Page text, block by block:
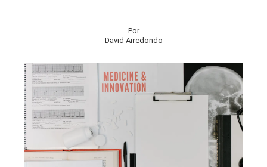
Por
David Arredondo